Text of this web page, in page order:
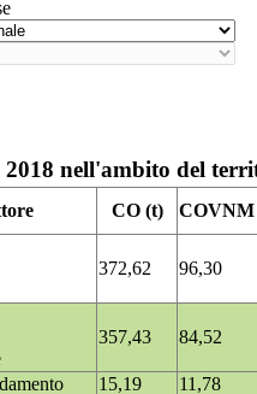
nell'ambito del
CO (t)
COVNM
372,62 96,30
357,43 84,52
15,19
11,78